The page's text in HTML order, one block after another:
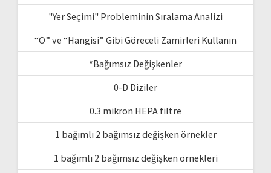
"Yer Seçimi" Probleminin Sıralama Analizi
“O” ve “Hangisi” Gibi Göreceli Zamirleri Kullanın
*Bağımsız Değişkenler
0-D Diziler
0.3 mikron HEPA filtre
1 bağımlı 2 bağımsız değişken örnekler
1 bağımlı 2 bağımsız değişken örnekleri